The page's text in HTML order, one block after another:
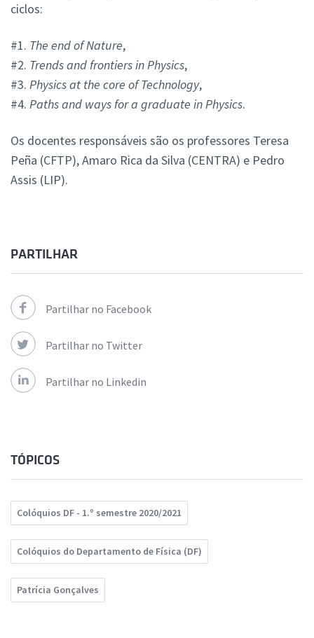
ciclos:
#1. The end of Nature,
#2. Trends and frontiers in Physics,
#3. Physics at the core of Technology,
#4. Paths and ways for a graduate in Physics.
Os docentes responsáveis são os professores Teresa
Peña (CFTP), Amaro Rica da Silva (CENTRA) e Pedro
Assis (LIP).
PARTILHAR
Partilhar no Facebook
Partilhar no Twitter
Partilhar no Linkedin
TÓPICOS
Colóquios DF - 1.º semestre 2020/2021
Colóquios do Departamento de Física (DF)
Patrícia Gonçalves